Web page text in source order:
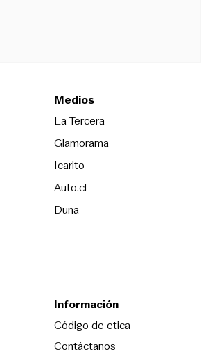
Medios
La TerceraOpens in new
Glamorama
Icarito
Auto.cl
DunaOpens in new window
Información
Código de eticaOpens in new
Contáctanos